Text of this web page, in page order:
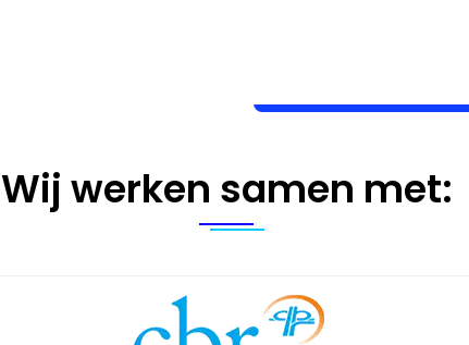
Wij werken samen met: